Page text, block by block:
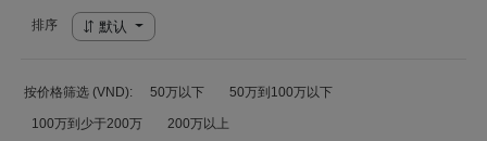
排序 默认
按价格筛选 (VND): 50万以下 50万到100万以下
100万到少于200万 200万以上